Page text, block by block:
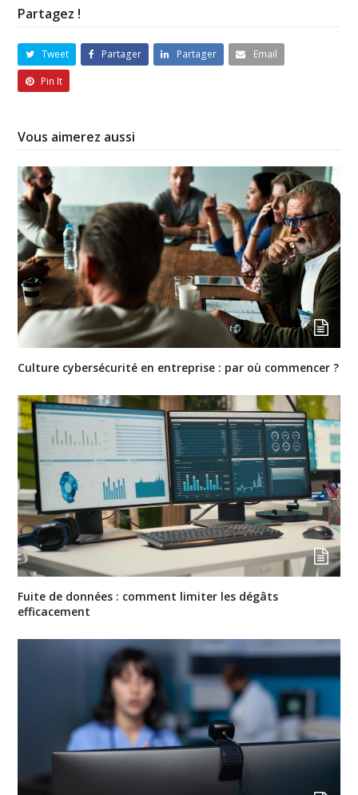
Partagez !
Tweet Partager Partager
Email
Pin It
Vous aimerez aussi
Culture cybersécurité en entreprise : par où commencer ?
Fuite de données : comment limiter les dégâts
efficacement